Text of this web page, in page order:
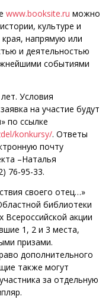
www.booksite.ru можно
культуре и
напрямую или
и деятельностью
событиями
Условия
на участие будут
по ссылке
konkursy/. Ответы
почту
–Наталья
76-95-33.
своего отец…»
библиотеки
акции
1, 2 и 3 места,
призами.
дополнительного
также могут
за отдельную